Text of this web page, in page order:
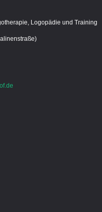
Logopädie und Training